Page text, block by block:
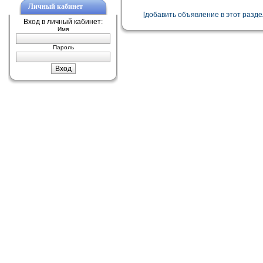
Личный кабинет
Вход в личный кабинет:
Имя
Пароль
[добавить объявление в этот